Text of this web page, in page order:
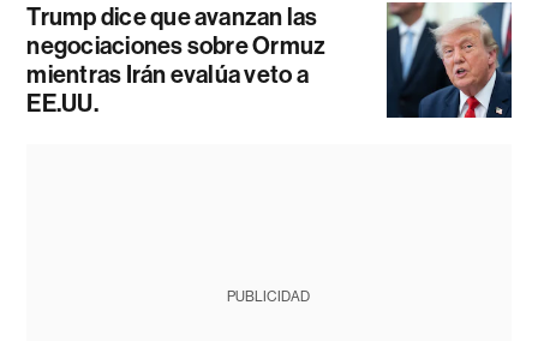
Trump dice que avanzan las
negociaciones sobre Ormuz
mientras Irán evalúa veto a
EE.UU.
PUBLICIDAD